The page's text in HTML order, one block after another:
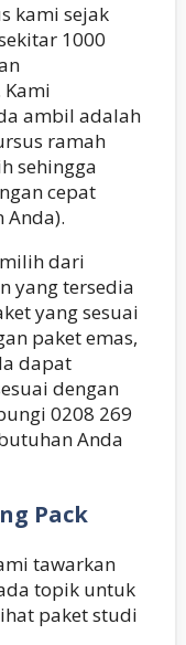
kami sejak
1000
ambil adalah
ramah
sehingga
cepat
Anda).
dari
yang tersedia
yang sesuai
paket emas,
dapat
dengan
0208 269
Anda
Pack
tawarkan
topik untuk
paket studi